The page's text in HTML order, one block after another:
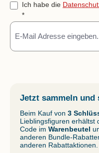
Ich habe die
*
Jetzt sammeln und
Beim Kauf von 3
Lieblingsfiguren erhältst
Code im Warenbeutel
anderen Bundle-
anderen Rabattaktionen.